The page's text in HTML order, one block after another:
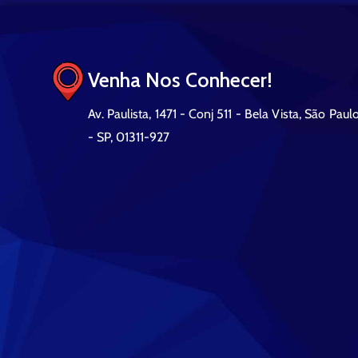
Venha Nos Conhecer!
Av. Paulista, 1471 - Conj 511 - Bela Vista, São
- SP, 01311-927